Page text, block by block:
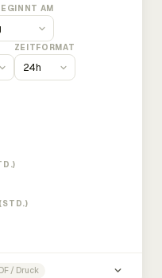
AM
ZEITFORMAT
/ Druck